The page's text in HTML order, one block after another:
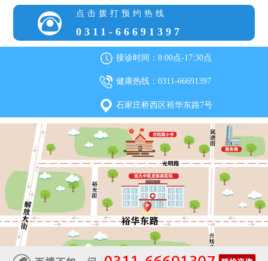
点击拨打预约热线
0311-66691397
接诊时间：8:00点-17:30点
健康热线：0311-66691397
石家庄桥西区裕华东路7号